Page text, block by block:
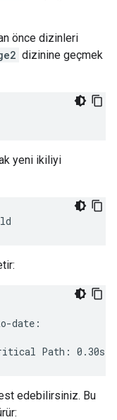
önce dizinleri
dizinine geçmek
yeni ikiliyi
date:
edebilirsiniz. Bu